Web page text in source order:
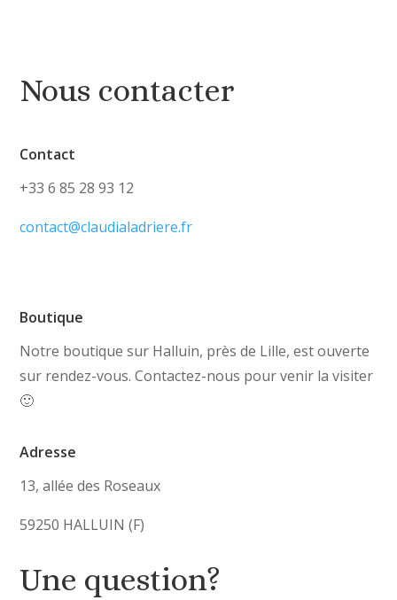
Nous contacter
Contact
+33 6 85 28 93 12
contact@claudialadriere.fr
Boutique
Notre boutique sur Halluin, près de Lille, est ouverte
sur rendez-vous. Contactez-nous pour venir la visiter
🙂
Adresse
13, allée des Roseaux
59250 HALLUIN (F)
Une question?